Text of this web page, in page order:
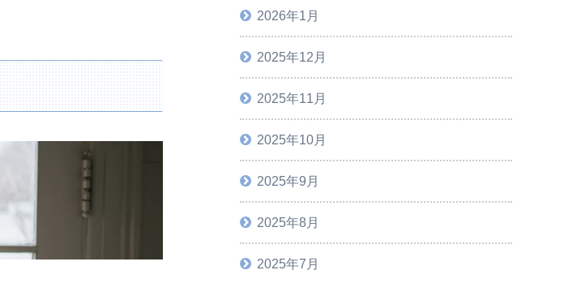
2026年1月
2025年12月
2025年11月
2025年10月
2025年9月
2025年8月
2025年7月